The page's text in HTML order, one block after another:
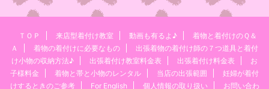
ＴＯＰ 来店型着付け教室 動画も有るよ♪
着物と着付けのＱ＆
Ａ
着物の着付けに必要なもの
出張着物の着付け師の７つ道具と着付
け小物の収納方法♪
出張着付け教室料金表 出張着付け料金表
お
子様料金
着物と帯と小物のレンタル 当店の出張範囲
妊婦が着付
けするときのご参考
For English 個人情報の取り扱い
お問い合わ